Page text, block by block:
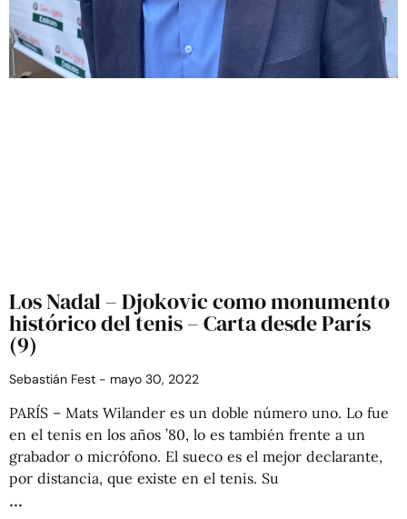
Los Nadal – Djokovic como monumento
histórico del tenis – Carta desde París
(9)
Sebastián Fest mayo 30, 2022
PARÍS – Mats Wilander es un doble número uno. Lo fue
en el tenis en los años ’80, lo es también frente a un
grabador o micrófono. El sueco es el mejor declarante,
por distancia, que existe en el tenis. Su